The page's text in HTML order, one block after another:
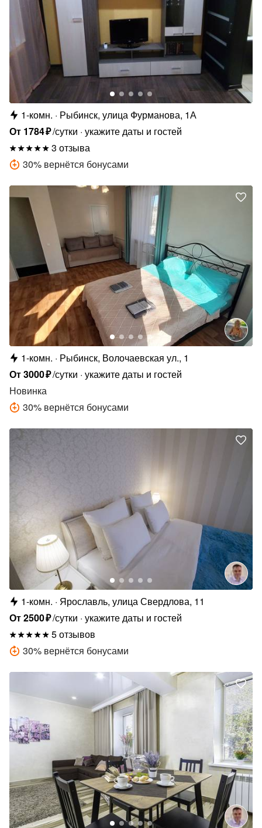
1-комн.
Рыбинск, улица Фурманова, 1А
От 1784₽/сутки укажите даты и гостей
3 отзыва
30% вернётся бонусами
1-комн.
Рыбинск, Волочаевская ул., 1
От3000₽/сутки укажите даты и гостей
Новинка
30% вернётся бонусами
1-комн.
Ярославль, улица Свердлова, 11
От2500₽/сутки укажите даты и гостей
5 отзывов
30% вернётся бонусами